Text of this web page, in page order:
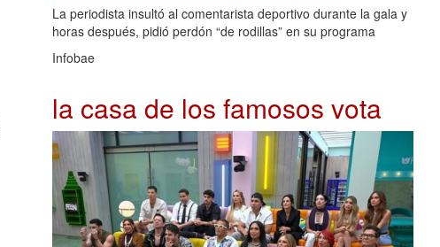
La periodista insultó al comentarista deportivo durante la gala y
horas después, pidió perdón “de rodillas” en su programa
Infobae
la casa de los famosos vota